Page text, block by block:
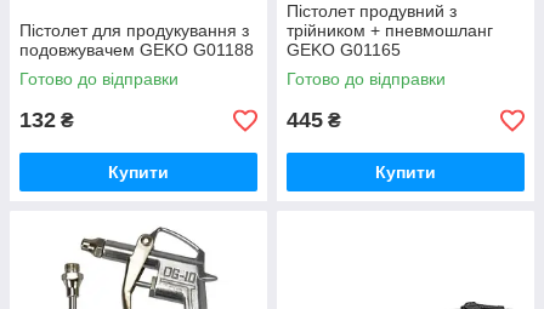
Пістолет для продукування з
подовжувачем GEKO G01188
Готово до відправки
132 ₴
Купити
Пістолет продувний з
трійником + пневмошланг
GEKO G01165
Готово до відправки
445 ₴
Купити